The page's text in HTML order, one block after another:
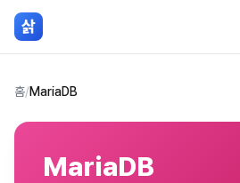
본문 바로가기
삵
홈/MariaDB
MariaDB